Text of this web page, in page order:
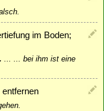
im Boden;
... ... bei ihm ist eine